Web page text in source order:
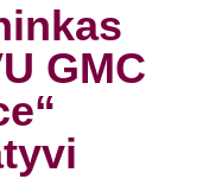
GMC